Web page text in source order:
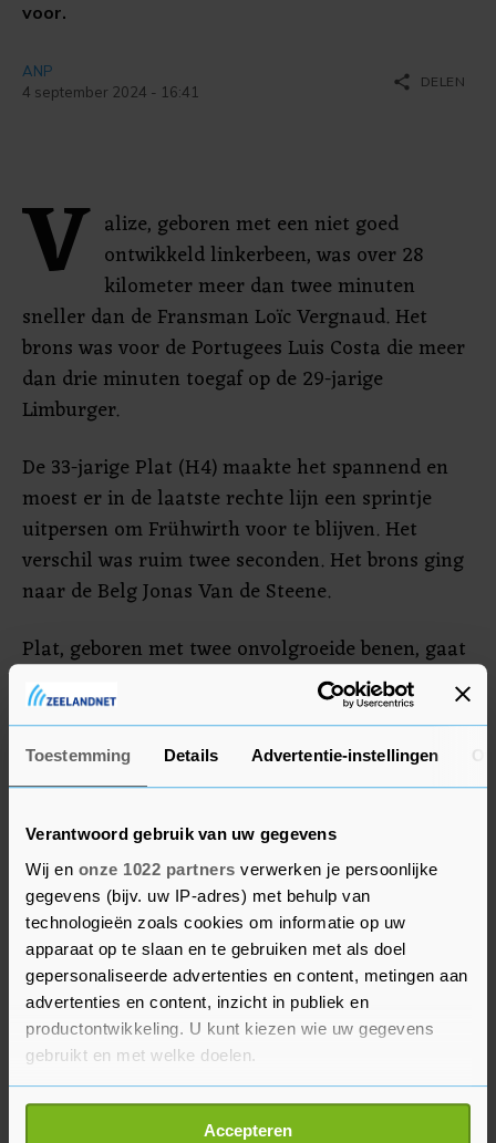
Toestemming Details Advertentie-instellingen
Verantwoord gebruik van uw gegevens
Wij en onze 1022 partners verwerken je persoonlijke
gegevens (bijv. uw IP-adres) met behulp van
technologieën zoals cookies om informatie op uw
apparaat op te slaan en te gebruiken met als doel
gepersonaliseerde advertenties en content, metingen aan
advertenties en content, inzicht in publiek en
productontwikkeling. U kunt kiezen wie uw gegevens
gebruikt en met welke doelen.
Als u het toestaat, willen we ook graag:
Informatie verzamelen over uw geografische
Accepteren
voor.
ANP
4 september 2024 - 16:41
share DELEN
V alize, geboren met een niet goed
ontwikkeld linkerbeen, was over 28
kilometer meer dan twee minuten
sneller dan de Fransman Loïc Vergnaud. Het
brons was voor de Portugees Luis Costa die meer
dan drie minuten toegaf op de 29-jarige
Limburger.
De 33-jarige Plat (H4) maakte het spannend en
moest er in de laatste rechte lijn een sprintje
uitpersen om Frühwirth voor te blijven. Het
verschil was ruim twee seconden. Het brons ging
naar de Belg Jonas Van de Steene.
Plat, geboren met twee onvolgroeide benen, gaat
voor vier medailles op deze Paralympische
Spelen. Hij neemt ook deel aan de paramarathon
en de wegrace in het wielrennen.